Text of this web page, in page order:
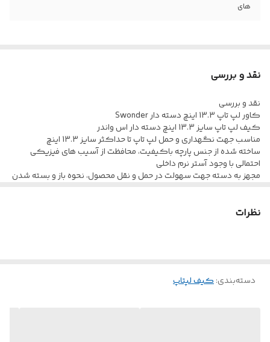
های
نقد و بررسی
نقد و بررسی
کاور لپ تاپ 13.3 اینچ دسته دار Swonder
کیف لپ تاپ سایز 13.3 اینچ دسته دار اس واندر
مناسب جهت نگهداری و حمل لپ تاپ تا حداکثر سایز 13.3 اینچ
ساخته شده از جنس پارچه باکیفیت، محافظت از آسیب های فیزیکی
احتمالی با وجود آستر نرم داخلی
مجهز به دسته جهت سهولت در حمل و نقل محصول، نحوه باز و بسته شدن
نظرات
دسته‌بندی:کیف لپتاپ